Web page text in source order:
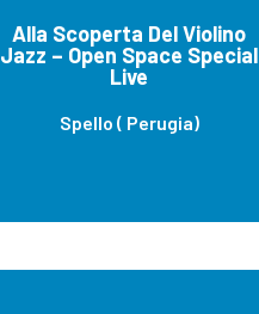
Alla Scoperta Del Violino
Jazz – Open Space Special
Live
Spello ( Perugia)